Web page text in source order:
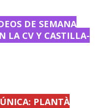
DE SEMANA
LA CV Y CASTILLA-
PLANTÀ